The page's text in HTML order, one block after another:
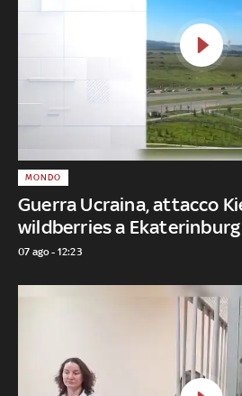
Guerra Ucraina, attacco
wildberries a Ekaterinburg
MONDO
07 ago - 12:23